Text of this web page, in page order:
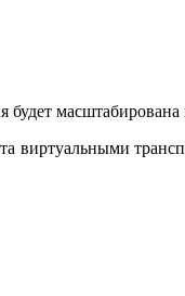
виртуальными